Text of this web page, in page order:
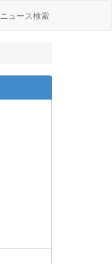
ニュース検索